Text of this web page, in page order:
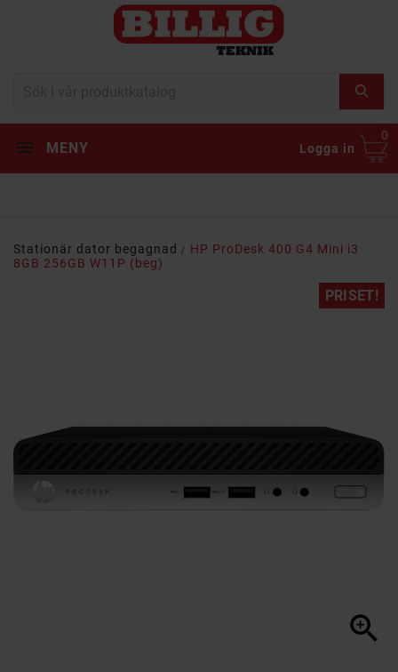
MENY Logga in
0
Stationär dator begagnad
HP ProDesk 400 G4 Mini i3
8GB 256GB W11P (beg)
PRISET!
